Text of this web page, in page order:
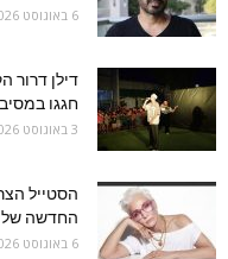
6 באוגוסט 2026
דילן דרור
חגגו
3 באוגוסט 2026
הסטייל
החדשה של CAROLIN ABRAM הושקה
6 באוגוסט 2026